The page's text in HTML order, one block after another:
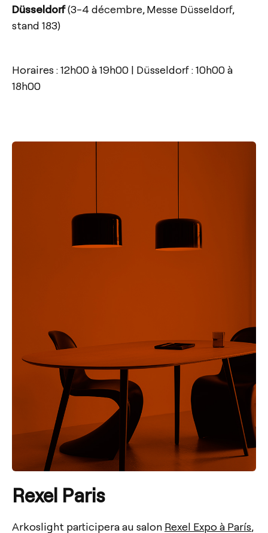
Düsseldorf(3-4 décembre, Messe Düsseldorf,
stand 183)
Horaires : 12h00 à 19h00 | Düsseldorf : 10h00 à
18h00
Rexel Paris
Arkoslight participera au salon Rexel Expo à París,